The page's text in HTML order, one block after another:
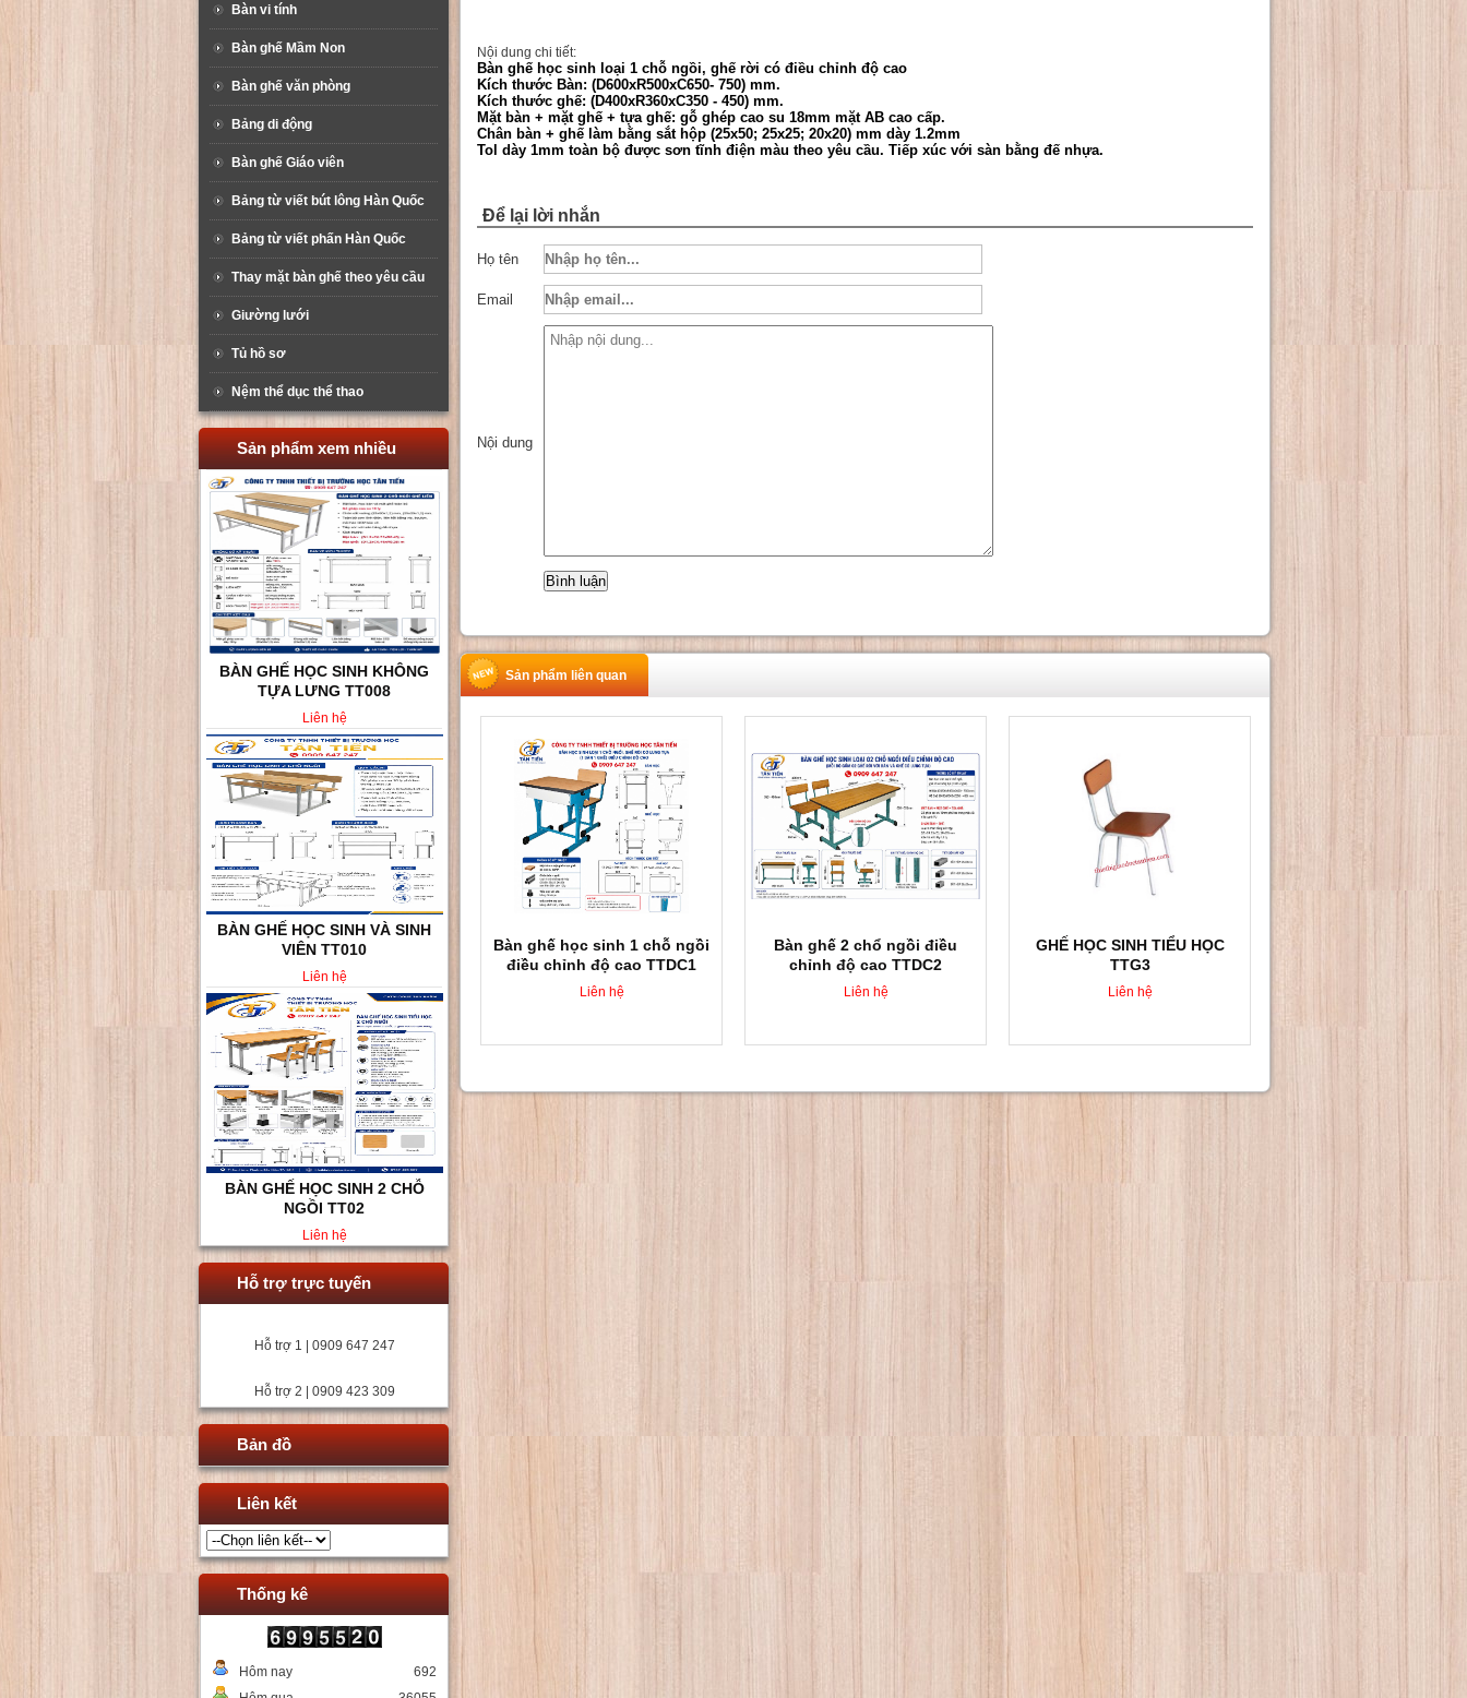
Bàn vi tính
Bàn ghế Mầm Non
Bàn ghế văn phòng
Bảng di động
Bàn ghế Giáo viên
Bảng từ viết bút lông Hàn Quốc
Bảng từ viết phấn Hàn Quốc
Thay mặt bàn ghế theo yêu cầu
Giường lưới
Tủ hồ sơ
Nệm thể dục thể thao
Sản phẩm xem nhiều
BÀN GHẾ HỌC SINH KHÔNG
TỰA LƯNG TT008
Liên hệ
BÀN GHẾ HỌC SINH VÀ SINH
VIÊN TT010
Liên hệ
BÀN GHẾ HỌC SINH 2 CHỖ
NGỒI TT02
Liên hệ
Hỗ trợ trực tuyến
Hỗ trợ 1 | 0909 647 247
Hỗ trợ 2 | 0909 423 309
Bản đồ
Liên kết
Thống kê
Hôm nay
692
Nội dung chi tiết:
Bàn ghế học sinh loại 1 chỗ ngồi, ghế rời có điều chỉnh độ cao
Kích thước Bàn: (D600xR500xC650- 750) mm.
Kích thước ghế: (D400xR360xC350 - 450) mm.
Mặt bàn + mặt ghế + tựa ghế: gỗ ghép cao su 18mm mặt AB cao cấp.
Chân bàn + ghế làm bằng sắt hộp (25x50; 25x25; 20x20) mm dày 1.2mm
Tol dày 1mm toàn bộ được sơn tĩnh điện màu theo yêu cầu. Tiếp xúc với sàn bằng đế nhựa.
Để lại lời nhắn
Họ tên
Email
Nội dung
Sản phẩm liên quan
Bàn ghế học sinh 1 chỗ ngồi
điều chỉnh độ cao TTDC1
Liên hệ
Bàn ghế 2 chổ ngồi điều
chỉnh độ cao TTDC2
Liên hệ
GHẾ HỌC SINH TIỂU HỌC
TTG3
Liên hệ